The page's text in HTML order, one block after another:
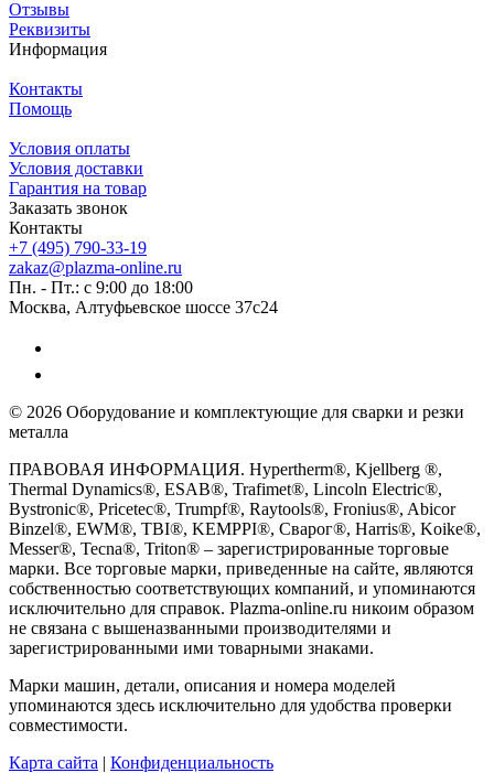
Отзывы
Реквизиты
Информация
Контакты
Помощь
Условия оплаты
Условия доставки
Гарантия на товар
Заказать звонок
Контакты
+7 (495) 790-33-19
zakaz@plazma-online.ru
Пн. - Пт.: с 9:00 до 18:00
Москва, Алтуфьевское шоссе 37с24
© 2026 Оборудование и комплектующие для сварки и резки
металла
ПРАВОВАЯ ИНФОРМАЦИЯ. Hypertherm®, Kjellberg ®,
Thermal Dynamics®, ESAB®, Trafimet®, Lincoln Electric®,
Bystronic®, Pricetec®, Trumpf®, Raytools®, Fronius®, Abicor
Binzel®, EWM®, TBI®, KEMPPI®, Сварог®, Harris®, Koike®,
Messer®, Tecna®, Triton® – зарегистрированные торговые
марки. Все торговые марки, приведенные на сайте, являются
собственностью соответствующих компаний, и упоминаются
исключительно для справок. Plazma-online.ru никоим образом
не связана с вышеназванными производителями и
зарегистрированными ими товарными знаками.
Марки машин, детали, описания и номера моделей
упоминаются здесь исключительно для удобства проверки
совместимости.
Карта сайта | Конфиденциальность